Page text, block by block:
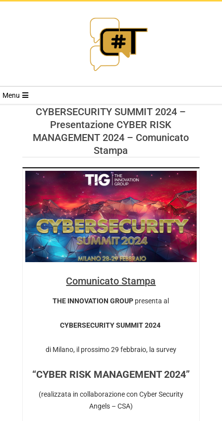
RIVISTA
TRENDS
Menu
CYBERSECURITY SUMMIT 2024 –
Presentazione CYBER RISK
MANAGEMENT 2024 – Comunicato
Stampa
Comunicato Stampa
THE INNOVATION GROUP presenta al
CYBERSECURITY SUMMIT 2024
di Milano, il prossimo 29 febbraio, la survey
“CYBER RISK MANAGEMENT 2024”
(realizzata in collaborazione con Cyber Security
Angels – CSA)